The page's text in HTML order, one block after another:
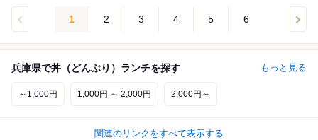
1 2 3 4 5 6
兵庫県で丼（どんぶり）ランチを探す もっと見る
～1,000円 1,000円 ～ 2,000円 2,000円～
関連のリンクをすべて表示する